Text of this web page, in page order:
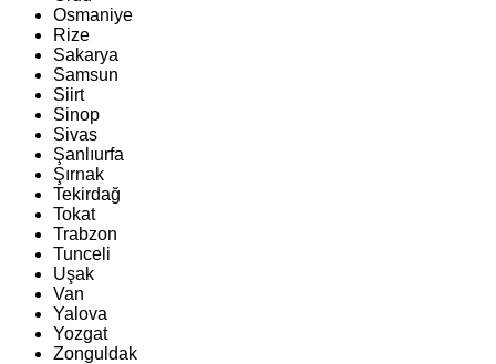
Osmaniye
Rize
Sakarya
Samsun
Siirt
Sinop
Sivas
Şanlıurfa
Şırnak
Tekirdağ
Tokat
Trabzon
Tunceli
Uşak
Van
Yalova
Yozgat
Zonguldak